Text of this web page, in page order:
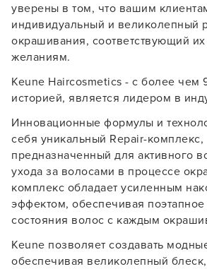
уверены в том, что вашим
индивидуальный и великолепный
окрашивания, соответствующий
желаниям.
Keune Haircosmetics - с более чем
историей, является лидером в
Инновационные формулы и
себя уникальный Repair-комплекс,
предназначенный для активного
ухода за волосами в процессе
комплекс обладает усиленным
эффектом, обеспечивая
состояния волос с каждым
Keune позволяет создавать
обеспечивая великолепный
В новом приложении RedHare
смотреть товары и оформлять
намного быстрее!
УСТАНОВИТЬ ИЗ
ПРОДОЛЖУ